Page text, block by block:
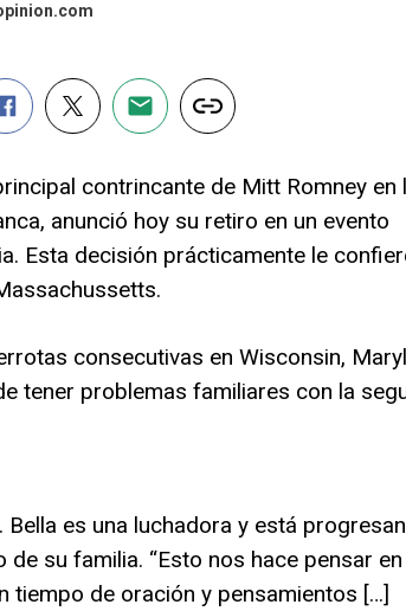
contrincante de Mitt Romney en
anunció hoy su retiro en un evento
Esta decisión prácticamente le
consecutivas en Wisconsin,
tener problemas familiares con la
es una luchadora y está
de su familia. “Esto nos hace pensar en
tiempo de oración y pensamientos […]